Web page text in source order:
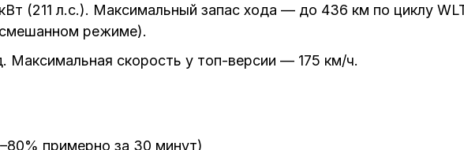
(211 л.с.). Максимальный запас хода — до 436 км по циклу
режиме).
Максимальная скорость у топ-версии — 175 км/ч.
примерно за 30 минут)